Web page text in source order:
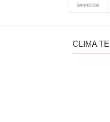
BANHEIROS
CLIMA